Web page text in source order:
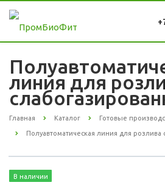
линия для
Главная Каталог Готовые
Полуавтоматическая линия для
В наличии